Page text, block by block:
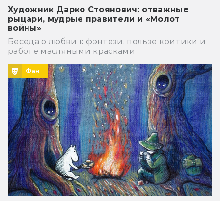
Художник Дарко Стоянович: отважные
рыцари, мудрые правители и «Молот
войны»
Беседа о любви к фэнтези, пользе критики и
работе масляными красками
Фан